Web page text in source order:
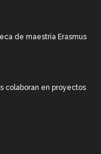
de maestría Erasmus
colaboran en proyectos